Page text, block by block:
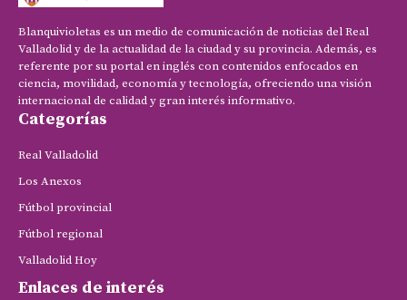
Blanquivioletas es un medio de comunicación de noticias del Real
Valladolid y de la actualidad de la ciudad y su provincia. Además, es
referente por su portal en inglés con contenidos enfocados en
ciencia, movilidad, economía y tecnología, ofreciendo una visión
internacional de calidad y gran interés informativo.
Categorías
Real Valladolid
Los Anexos
Fútbol provincial
Fútbol regional
Valladolid Hoy
Enlaces de interés